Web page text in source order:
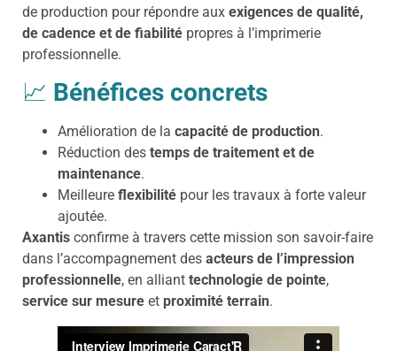
de production pour répondre aux exigences de qualité,
de cadence et de fiabilité propres à l’imprimerie
professionnelle.
📈 Bénéfices concrets
Amélioration de la capacité de production.
Réduction des temps de traitement et de
maintenance.
Meilleure flexibilité pour les travaux à forte valeur
ajoutée.
Axantis confirme à travers cette mission son savoir-faire
dans l’accompagnement des acteurs de l’impression
professionnelle, en alliant technologie de pointe,
service sur mesure et proximité terrain.